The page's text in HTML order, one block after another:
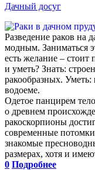
Дачный досуг
Разведение раков на
модным. Заниматься
есть желание – стоит
и уметь? Знать:
ракообразных.
водоеме.
Одетое панцирем
о древнем
ракоскорпионы
современные
знакомые
размерах, хотя и
0 Подробнее